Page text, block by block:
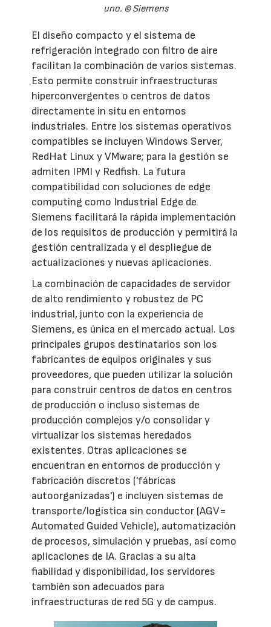
uno. © Siemens
El diseño compacto y el sistema de
refrigeración integrado con filtro de aire
facilitan la combinación de varios sistemas.
Esto permite construir infraestructuras
hiperconvergentes o centros de datos
directamente in situ en entornos
industriales. Entre los sistemas operativos
compatibles se incluyen Windows Server,
RedHat Linux y VMware; para la gestión se
admiten IPMI y Redfish. La futura
compatibilidad con soluciones de edge
computing como Industrial Edge de
Siemens facilitará la rápida implementación
de los requisitos de producción y permitirá la
gestión centralizada y el despliegue de
actualizaciones y nuevas aplicaciones.
La combinación de capacidades de servidor
de alto rendimiento y robustez de PC
industrial, junto con la experiencia de
Siemens, es única en el mercado actual. Los
principales grupos destinatarios son los
fabricantes de equipos originales y sus
proveedores, que pueden utilizar la solución
para construir centros de datos en centros
de producción o incluso sistemas de
producción complejos y/o consolidar y
virtualizar los sistemas heredados
existentes. Otras aplicaciones se
encuentran en entornos de producción y
fabricación discretos ('fábricas
autoorganizadas') e incluyen sistemas de
transporte/logística sin conductor (AGV=
Automated Guided Vehicle), automatización
de procesos, simulación y pruebas, así como
aplicaciones de IA. Gracias a su alta
fiabilidad y disponibilidad, los servidores
también son adecuados para
infraestructuras de red 5G y de campus.